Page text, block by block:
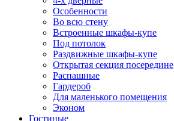
Особенности
Во всю стену
Встроенные шкафы-купе
Под потолок
Раздвижные шкафы-купе
Открытая секция посередине
Распашные
Гардероб
Для маленького помещения
Эконом
Гостиные